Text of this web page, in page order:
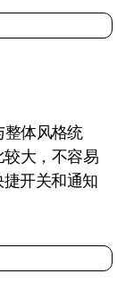
体风格统
大，不容易
捷开关和通知